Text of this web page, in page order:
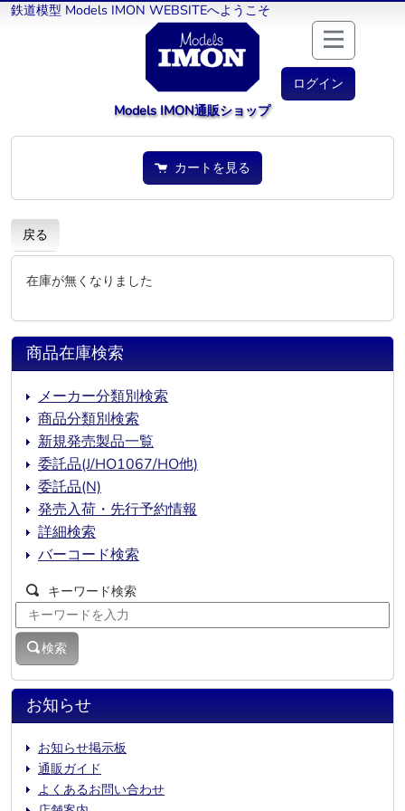
鉄道模型 Models IMON WEBSITEへようこそ
ログイン
Models IMON通販ショップ
カートを見る
戻る
在庫が無くなりました
お知らせ
お知らせ掲示板
通販ガイド
よくあるお問い合わせ
商品在庫検索
メーカー分類別検索
商品分類別検索
新規発売製品一覧
委託品(J/HO1067/HO他)
委託品(N)
発売入荷・先行予約情報
詳細検索
バーコード検索
キーワード検索
検索